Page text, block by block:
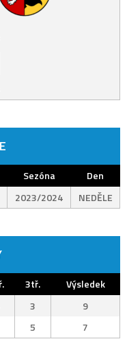
Sezóna
Den
2023/2024 NEDĚLE
3tř.
Výsledek
3
9
5 7